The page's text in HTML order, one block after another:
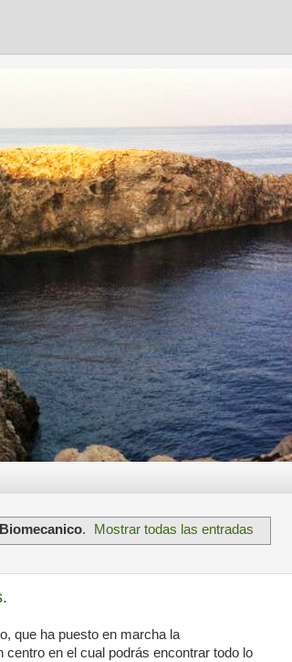
. Mostrar todas las entradas
que ha puesto en marcha la
en el cual podrás encontrar todo lo